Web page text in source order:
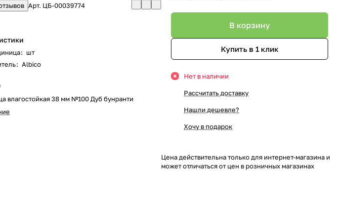
Арт. ЦБ-00039774
: шт
: Albico
влагостойкая 38 мм №100 Дуб бунранти
В корзину
Купить в 1 клик
Нет в наличии
Рассчитать доставку
Нашли дешевле?
Хочу в подарок
Цена действительна только для интернет-магазина и
может отличаться от цен в розничных магазинах